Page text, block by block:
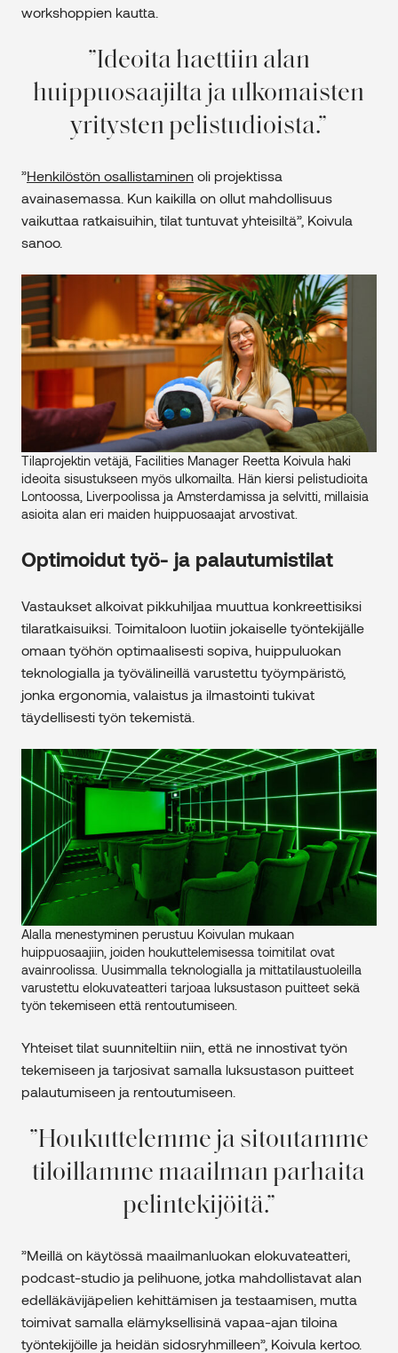
workshoppien kautta.
Ideoita haettiin alan
huippuosaajilta ja ulkomaisten
yritysten pelistudioista.
”Henkilöstön osallistaminen oli projektissa
avainasemassa. Kun kaikilla on ollut mahdollisuus
vaikuttaa ratkaisuihin, tilat tuntuvat yhteisiltä”, Koivula
sanoo.
Tilaprojektin vetäjä, Facilities Manager Reetta Koivula haki
ideoita sisustukseen myös ulkomailta. Hän kiersi pelistudioita
Lontoossa, Liverpoolissa ja Amsterdamissa ja selvitti, millaisia
asioita alan eri maiden huippuosaajat arvostivat.
Optimoidut työ- ja palautumistilat
Vastaukset alkoivat pikkuhiljaa muuttua konkreettisiksi
tilaratkaisuiksi. Toimitaloon luotiin jokaiselle työntekijälle
omaan työhön optimaalisesti sopiva, huippuluokan
teknologialla ja työvälineillä varustettu työympäristö,
jonka ergonomia, valaistus ja ilmastointi tukivat
täydellisesti työn tekemistä.
Alalla menestyminen perustuu Koivulan mukaan
huippuosaajiin, joiden houkuttelemisessa toimitilat ovat
avainroolissa. Uusimmalla teknologialla ja mittatilaustuoleilla
varustettu elokuvateatteri tarjoaa luksustason puitteet sekä
työn tekemiseen että rentoutumiseen.
Yhteiset tilat suunniteltiin niin, että ne innostivat työn
tekemiseen ja tarjosivat samalla luksustason puitteet
palautumiseen ja rentoutumiseen.
Houkuttelemme ja sitoutamme
tiloillamme maailman parhaita
pelintekijöitä.
”Meillä on käytössä maailmanluokan elokuvateatteri,
podcast-studio ja pelihuone, jotka mahdollistavat alan
edelläkävijäpelien kehittämisen ja testaamisen, mutta
toimivat samalla elämyksellisinä vapaa-ajan tiloina
työntekijöille ja heidän sidosryhmilleen”, Koivula kertoo.